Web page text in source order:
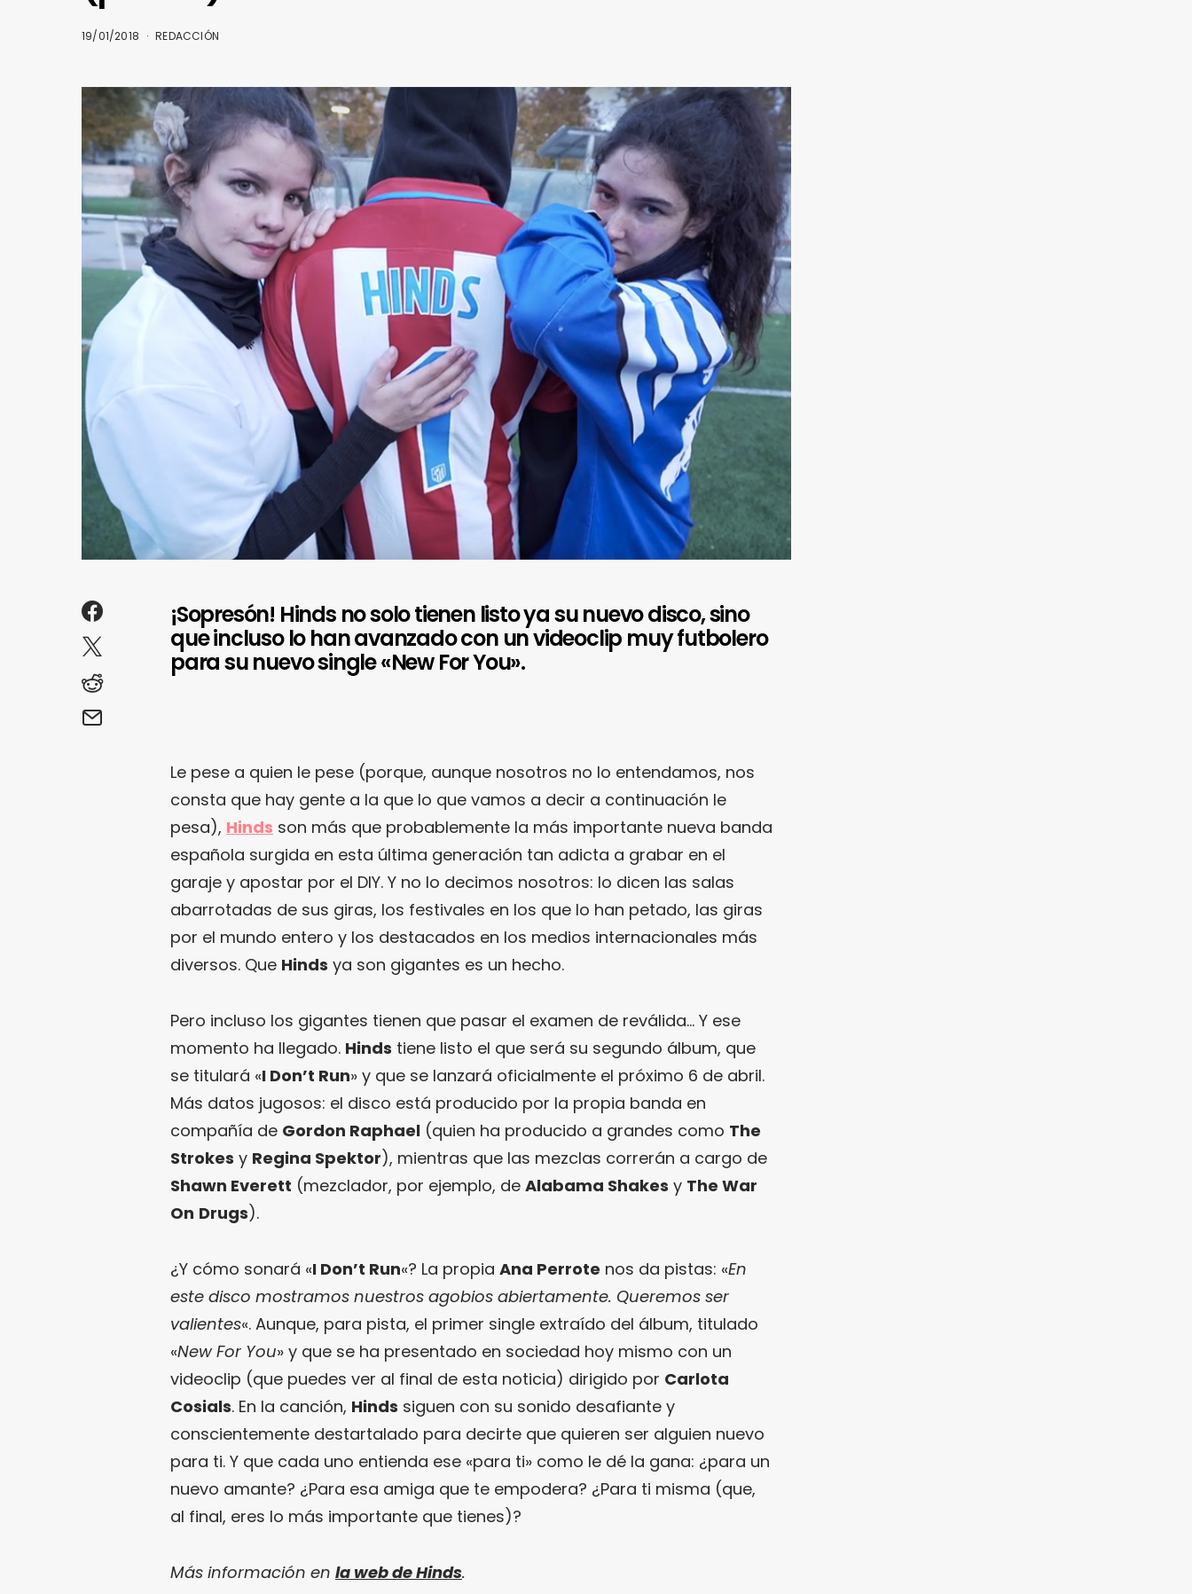
19/01/2018 REDACCIÓN
¡Sopresón! Hinds no solo tienen listo ya su nuevo disco, sino
que incluso lo han avanzado con un videoclip muy futbolero
para su nuevo single «New For You».
Le pese a quien le pese (porque, aunque nosotros no lo entendamos, nos
consta que hay gente a la que lo que vamos a decir a continuación le
pesa), Hinds son más que probablemente la más importante nueva banda
española surgida en esta última generación tan adicta a grabar en el
garaje y apostar por el DIY. Y no lo decimos nosotros: lo dicen las salas
abarrotadas de sus giras, los festivales en los que lo han petado, las giras
por el mundo entero y los destacados en los medios internacionales más
diversos. Que Hinds ya son gigantes es un hecho.
Pero incluso los gigantes tienen que pasar el examen de reválida… Y ese
momento ha llegado. Hinds tiene listo el que será su segundo álbum, que
se titulará «I Don’t Run» y que se lanzará oficialmente el próximo 6 de abril.
Más datos jugosos: el disco está producido por la propia banda en
compañía de Gordon Raphael (quien ha producido a grandes como The
Strokes y Regina Spektor), mientras que las mezclas correrán a cargo de
Shawn Everett (mezclador, por ejemplo, de Alabama Shakes y The War
On Drugs).
¿Y cómo sonará «I Don’t Run«? La propia Ana Perrote nos da pistas: «En
este disco mostramos nuestros agobios abiertamente. Queremos ser
valientes«. Aunque, para pista, el primer single extraído del álbum, titulado
«New For You» y que se ha presentado en sociedad hoy mismo con un
videoclip (que puedes ver al final de esta noticia) dirigido por Carlota
Cosials. En la canción, Hinds siguen con su sonido desafiante y
conscientemente destartalado para decirte que quieren ser alguien nuevo
para ti. Y que cada uno entienda ese «para ti» como le dé la gana: ¿para un
nuevo amante? ¿Para esa amiga que te empodera? ¿Para ti misma (que,
al final, eres lo más importante que tienes)?
Más información en la web de Hinds.